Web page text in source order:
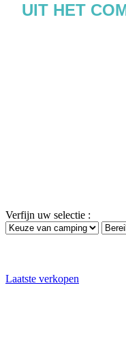
UIT HET
Verfijn uw selectie :
Laatste verkopen